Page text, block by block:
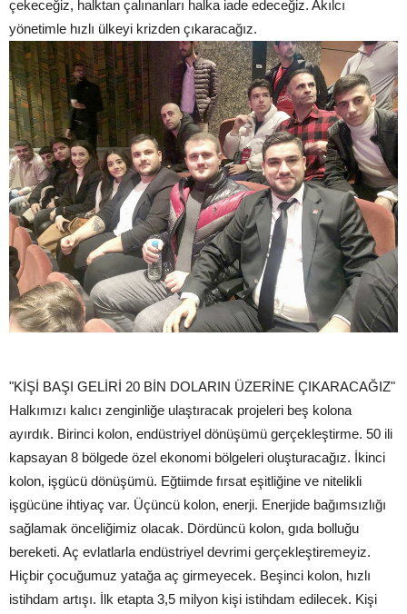
çekeceğiz, halktan çalınanları halka iade edeceğiz. Akılcı
yönetimle hızlı ülkeyi krizden çıkaracağız.
"KİŞİ BAŞI GELİRİ 20 BİN DOLARIN ÜZERİNE ÇIKARACAĞIZ"
Halkımızı kalıcı zenginliğe ulaştıracak projeleri beş kolona
ayırdık. Birinci kolon, endüstriyel dönüşümü gerçekleştirme. 50 ili
kapsayan 8 bölgede özel ekonomi bölgeleri oluşturacağız. İkinci
kolon, işgücü dönüşümü. Eğtiimde fırsat eşitliğine ve nitelikli
işgücüne ihtiyaç var. Üçüncü kolon, enerji. Enerjide bağımsızlığı
sağlamak önceliğimiz olacak. Dördüncü kolon, gıda bolluğu
bereketi. Aç evlatlarla endüstriyel devrimi gerçekleştiremeyiz.
Hiçbir çocuğumuz yatağa aç girmeyecek. Beşinci kolon, hızlı
istihdam artışı. İlk etapta 3,5 milyon kişi istihdam edilecek. Kişi